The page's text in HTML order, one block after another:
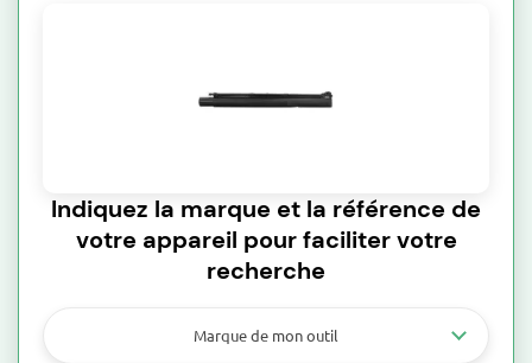
Indiquez la marque et la référence de
votre appareil pour faciliter votre
recherche
Marque de mon outil